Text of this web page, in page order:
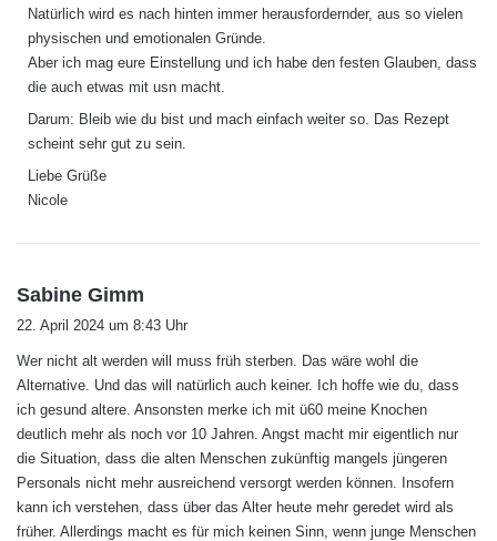
Natürlich wird es nach hinten immer herausfordernder, aus so vielen
physischen und emotionalen Gründe.
Aber ich mag eure Einstellung und ich habe den festen Glauben, dass
die auch etwas mit usn macht.
Darum: Bleib wie du bist und mach einfach weiter so. Das Rezept
scheint sehr gut zu sein.
Liebe Grüße
Nicole
Sabine Gimm
t
:
22. April 2024 um 8:43 Uhr
Wer nicht alt werden will muss früh sterben. Das wäre wohl die
Alternative. Und das will natürlich auch keiner. Ich hoffe wie du, dass
ich gesund altere. Ansonsten merke ich mit ü60 meine Knochen
deutlich mehr als noch vor 10 Jahren. Angst macht mir eigentlich nur
die Situation, dass die alten Menschen zukünftig mangels jüngeren
Personals nicht mehr ausreichend versorgt werden können. Insofern
kann ich verstehen, dass über das Alter heute mehr geredet wird als
früher. Allerdings macht es für mich keinen Sinn, wenn junge Menschen